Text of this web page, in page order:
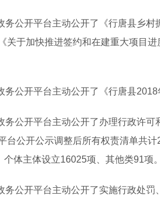
务公开平台主动公开了《行唐县乡
关于加快推进签约和在建重大项目
务公开平台主动公开了《行唐县
务公开平台主动公开了办理行政许
台公开公示调整后所有权责清单共
个体主体设立16025项、其他类91项
务公开平台主动公开了实施行政处